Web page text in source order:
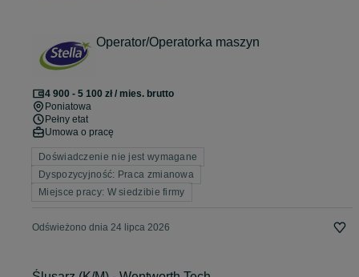
Operator/Operatorka maszyn
4 900 - 5 100 zł / mies. brutto
Poniatowa
Pełny etat
Umowa o pracę
Doświadczenie nie jest wymagane
Dyspozycyjność: Praca zmianowa
Miejsce pracy: W siedzibie firmy
Odświeżono dnia 24 lipca 2026